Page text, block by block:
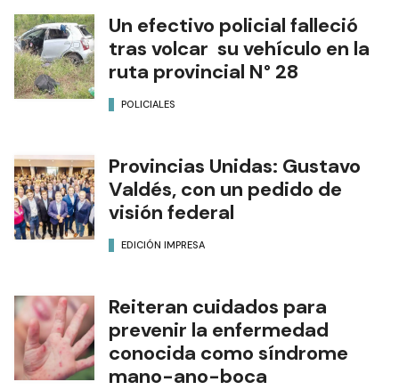
Un efectivo policial falleció
tras volcar su vehículo en la
ruta provincial N° 28
POLICIALES
Provincias Unidas: Gustavo
Valdés, con un pedido de
visión federal
EDICIÓN IMPRESA
Reiteran cuidados para
prevenir la enfermedad
conocida como síndrome
mano-ano-boca